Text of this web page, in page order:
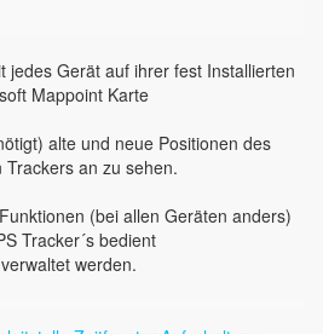
jedes Gerät auf ihrer fest Installierten
Mappoint Karte
alte und neue Positionen des
Trackers an zu sehen.
(bei allen Geräten anders)
Tracker´s bedient
werden.